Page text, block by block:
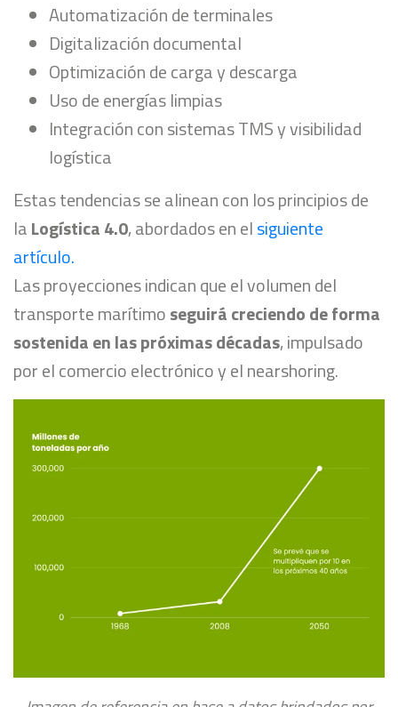
Automatización de terminales
Digitalización documental
Optimización de carga y descarga
Uso de energías limpias
Integración con sistemas TMS y visibilidad
logística
Estas tendencias se alinean con los principios de
laLogística 4.0, abordados en elsiguiente
artículo.
Las proyecciones indican que el volumen del
transporte marítimoseguirá creciendo de forma
sostenida en las próximas décadas, impulsado
por el comercio electrónico y el nearshoring.